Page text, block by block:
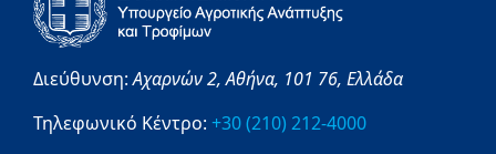
Διεύθυνση:Αχαρνών 2,Αθήνα, 101 76, Ελλάδα
Τηλεφωνικό Κέντρο: +30 (210) 212-4000